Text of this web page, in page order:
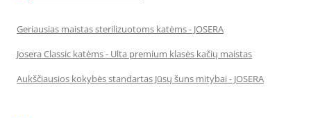
Geriausias maistas sterilizuotoms katėms - JOSERA
Josera Classic katėms - Ulta premium klasės kačių maistas
Aukščiausios kokybės standartas Jūsų šuns mitybai - JOSERA